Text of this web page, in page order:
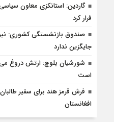
گاردین: استانکزی معاون
فرار کرد
صندوق بازنشستگی کشوری:
جایگزین ندارد
شورشیان بلوچ: ارتش دروغ
است
فرش قرمز هند برای سفیر
افغانستان